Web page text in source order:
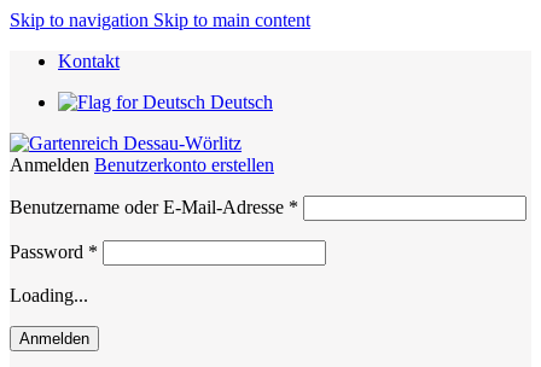
Skip to navigation Skip to main content
Kontakt
Deutsch
Anmelden Benutzerkonto erstellen
Benutzername oder E-Mail-Adresse *
Password *
Loading...
Anmelden